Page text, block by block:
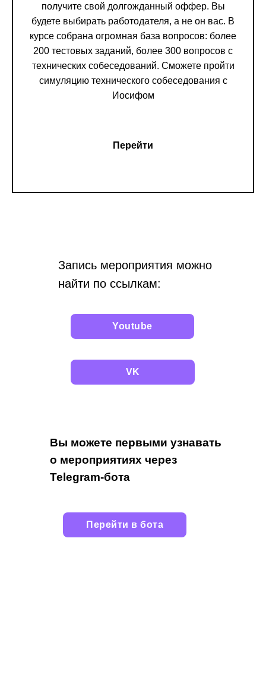
получите свой долгожданный оффер. Вы
будете выбирать работодателя, а не он вас. В
курсе собрана огромная база вопросов: более
200 тестовых заданий, более 300 вопросов с
технических собеседований. Сможете пройти
симуляцию технического собеседования с
Иосифом
Перейти
Вы можете первыми узнавать
о мероприятиях через
Telegram-бота
Перейти в бота
Youtube
VK
Запись мероприятия можно
найти по ссылкам: